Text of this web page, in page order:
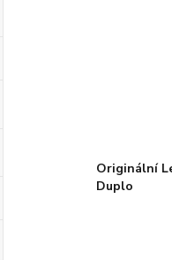
Originální
Duplo